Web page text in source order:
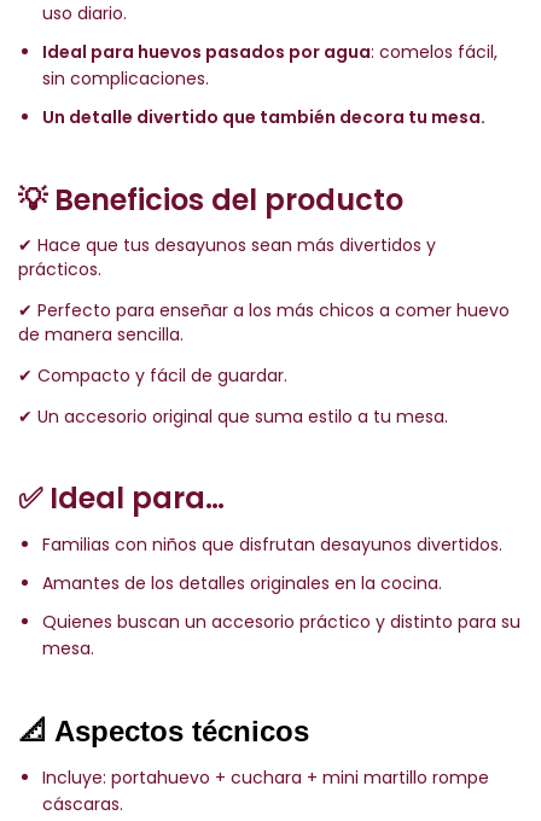
uso diario.
Ideal para huevos pasados por agua: comelos fácil,
sin complicaciones.
Un detalle divertido que también decora tu mesa.
💡 Beneficios del producto
✔ Hace que tus desayunos sean más divertidos y
prácticos.
✔ Perfecto para enseñar a los más chicos a comer huevo
de manera sencilla.
✔ Compacto y fácil de guardar.
✔ Un accesorio original que suma estilo a tu mesa.
✅ Ideal para…
Familias con niños que disfrutan desayunos divertidos.
Amantes de los detalles originales en la cocina.
Quienes buscan un accesorio práctico y distinto para su
mesa.
📐 Aspectos técnicos
Incluye: portahuevo + cuchara + mini martillo rompe
cáscaras.